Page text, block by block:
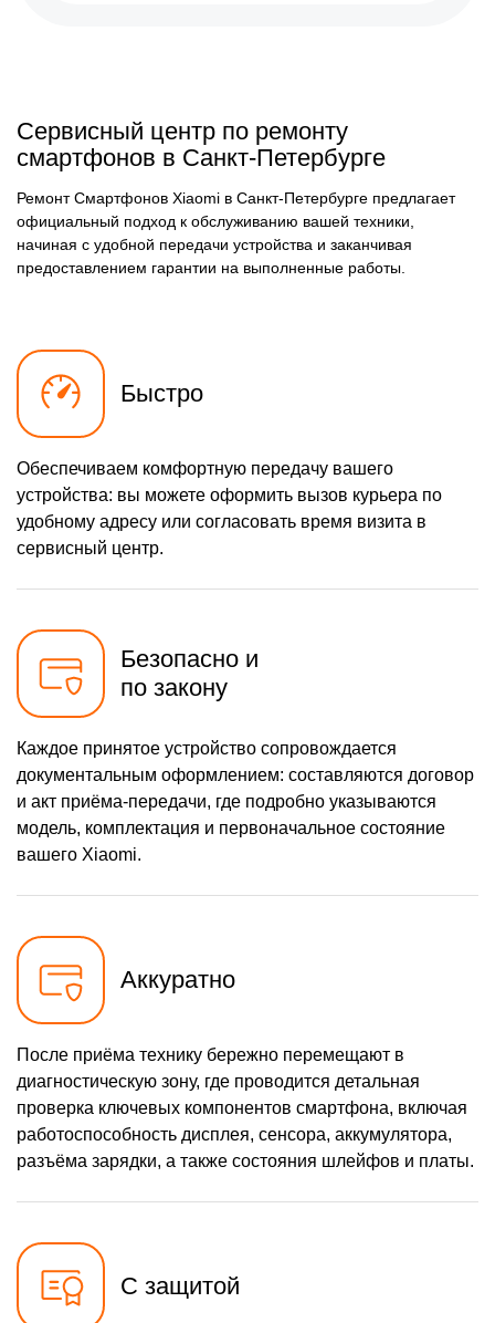
Сервисный центр по ремонту
смартфонов в Санкт-Петербурге
Ремонт Смартфонов Xiaomi в Санкт-Петербурге предлагает
официальный подход к обслуживанию вашей техники,
начиная с удобной передачи устройства и заканчивая
предоставлением гарантии на выполненные работы.
Быстро
Обеспечиваем комфортную передачу вашего
устройства: вы можете оформить вызов курьера по
удобному адресу или согласовать время визита в
сервисный центр.
Безопасно и
по закону
Каждое принятое устройство сопровождается
документальным оформлением: составляются договор
и акт приёма-передачи, где подробно указываются
модель, комплектация и первоначальное состояние
вашего Xiaomi.
Аккуратно
После приёма технику бережно перемещают в
диагностическую зону, где проводится детальная
проверка ключевых компонентов смартфона, включая
работоспособность дисплея, сенсора, аккумулятора,
разъёма зарядки, а также состояния шлейфов и платы.
С защитой